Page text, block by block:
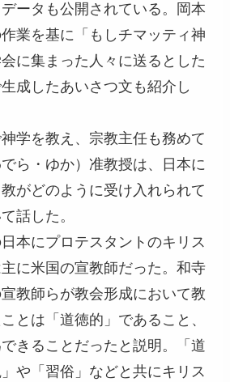
ータも公開されている。岡本
業を基に「もしチマッティ神
に集まった人々に送るとした
成したあいさつ文も紹介し
学を教え、宗教主任も務めて
ら・ゆか）准教授は、日本に
がどのように受け入れられて
話した。
本にプロテスタントのキリス
に米国の宣教師だった。和寺
教師らが教会形成において教
とは「道徳的」であること、
できることだったと説明。「道
や「習俗」などと共にキリス